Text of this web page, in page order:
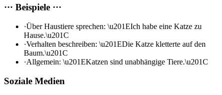
··· Beispiele ···
·Über Haustiere sprechen: \u201EIch habe eine Katze zu
Hause.\u201C
·Verhalten beschreiben: \u201EDie Katze kletterte auf den
Baum.\u201C
·Allgemein: \u201EKatzen sind unabhängige Tiere.\u201C
Soziale Medien